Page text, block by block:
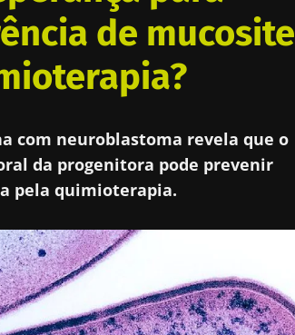
de mucosite
com neuroblastoma revela que o
da progenitora pode prevenir
pela quimioterapia.